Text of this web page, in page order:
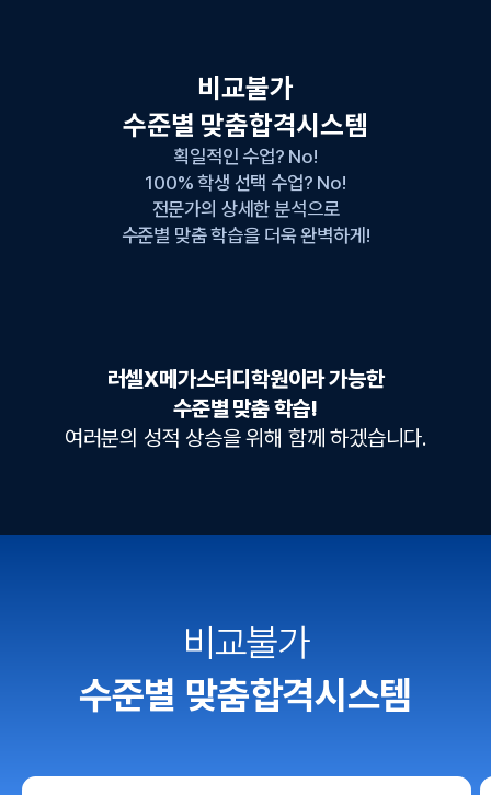
비교불가
수준별 맞춤합격시스템
획일적인 수업? No!
100% 학생 선택 수업? No!
전문가의 상세한 분석으로
수준별 맞춤 학습을 더욱 완벽하게!
러셀X메가스터디학원이라 가능한
수준별 맞춤 학습!
여러분의 성적 상승을 위해 함께 하겠습니다.
비교불가
수준별 맞춤합격시스템